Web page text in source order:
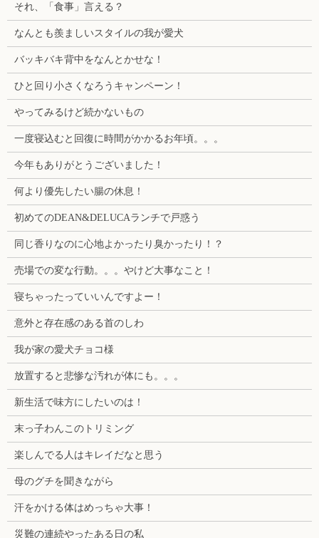
それ、「食事」言える？
なんとも羨ましいスタイルの我が愛犬
バッキバキ背中をなんとかせな！
ひと回り小さくなろうキャンペーン！
やってみるけど続かないもの
一度寝込むと回復に時間がかかるお年頃。。。
今年もありがとうございました！
何より優先したい腸の休息！
初めてのDEAN&DELUCAランチで戸惑う
同じ香りなのに心地よかったり臭かったり！？
売場での変な行動。。。やけど大事なこと！
寝ちゃったっていいんですよー！
意外と存在感のある首のしわ
我が家の愛犬チョコ様
放置すると悲惨な汚れが体にも。。。
新生活で味方にしたいのは！
末っ子わんこのトリミング
楽しんでる人はキレイだなと思う
母のグチを聞きながら
汗をかける体はめっちゃ大事！
災難の連続やったある日の私